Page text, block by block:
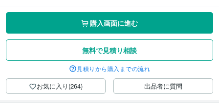
購入画面に進む
無料で見積り相談
見積りから購入までの流れ
お気に入り(264) 出品者に質問